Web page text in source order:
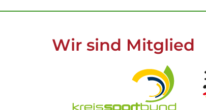
Wir sind Mitglied